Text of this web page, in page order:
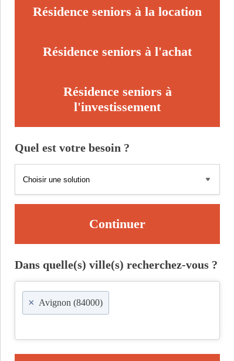
Résidence seniors à la location
Résidence seniors à l'achat
Résidence seniors à
l'investissement
Quel est votre besoin ?
Continuer
Dans quelle(s) ville(s) recherchez-vous ?
× Avignon (84000)